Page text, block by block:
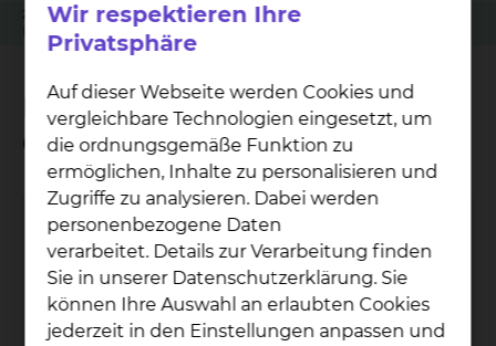
Zuweiser Tumorkonferenzen
Radiologie & Nuklearmedizin
Betreuungsangebot der Grünen Damen und Herren
Betreuungsangebot der
Grünen Damen und Herren
Wir respektieren Ihre
Privatsphäre
Auf dieser Webseite werden Cookies und
vergleichbare Technologien eingesetzt, um
die ordnungsgemäße Funktion zu
ermöglichen, Inhalte zu personalisieren und
Zugriffe zu analysieren. Dabei werden
personenbezogene Daten
verarbeitet. Details zur Verarbeitung finden
Sie in unserer Datenschutzerklärung. Sie
können Ihre Auswahl an erlaubten Cookies
jederzeit in den Einstellungen anpassen und